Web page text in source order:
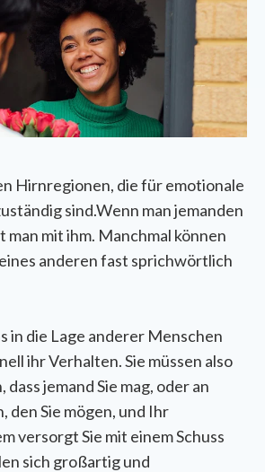
Hirnregionen, die für emotionale
sind.Wenn man jemanden
man mit ihm. Manchmal können
anderen fast sprichwörtlich
in die Lage anderer Menschen
ihr Verhalten. Sie müssen also
dass jemand Sie mag, oder an
den Sie mögen, und Ihr
versorgt Sie mit einem Schuss
sich großartig und